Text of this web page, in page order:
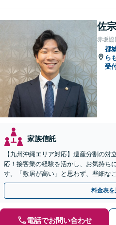
佐
赤坂協
都
ら
受
家族信託
【九州沖縄エリア対応】遺産分割の対
応！接客業の経験を活かし、お気持ち
す。「敷居が高い」と思わず、些細な
い【初回相談無料】【夜間・休日相談
料金表を
電話でお問い合わせ